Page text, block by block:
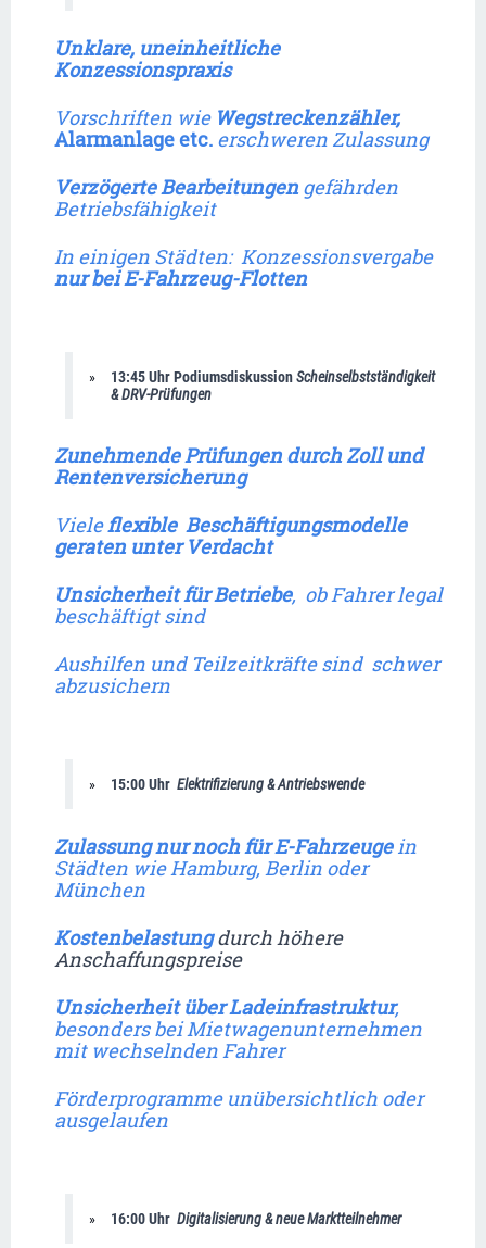
Unklare, uneinheitliche
Konzessionspraxis
Vorschriften wie
Alarmanlage etc. erschweren Zulassung
Verzögerte Bearbeitungen gefährden
Betriebsfähigkeit
In einigen Städten:  Konzessionsvergabe
nur bei E-Fahrzeug-Flotten
13:45 Uhr Podiumsdiskussion Scheinselbstständigkeit
& DRV-Prüfungen
Zunehmende Prüfungen durch Zoll und
Rentenversicherung
Viele flexible  Beschäftigungsmodelle
geraten unter Verdacht
Unsicherheit für Betriebe,  ob Fahrer legal
beschäftigt sind
Aushilfen und Teilzeitkräfte sind  schwer
abzusichern
15:00 Uhr Elektrifizierung & Antriebswende
Zulassung nur noch für E-Fahrzeuge in
Städten wie Hamburg, Berlin oder
München
Kostenbelastung durch höhere
Anschaffungspreise
Unsicherheit über Ladeinfrastruktur,
besonders bei Mietwagenunternehmen
mit wechselnden Fahrer
Förderprogramme unübersichtlich oder
ausgelaufen
16:00 Uhr Digitalisierung & neue Marktteilnehmer